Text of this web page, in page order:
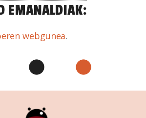
EMANALDIAK:
webgunea.